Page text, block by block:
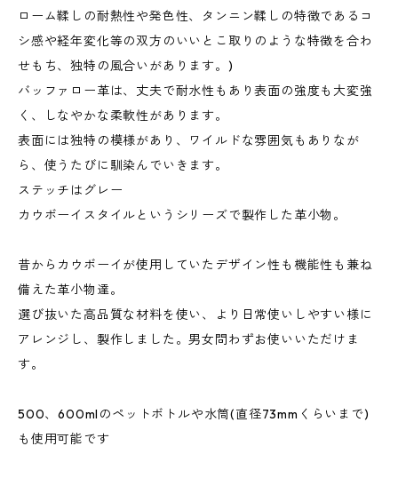
ローム鞣しの耐熱性や発色性、タンニン鞣しの特徴であるコ
シ感や経年変化等の双方のいいとこ取りのような特徴を合わ
せもち、独特の風合いがあります。)
バッファロー革は、丈夫で耐水性もあり表面の強度も大変強
く、しなやかな柔軟性があります。
表面には独特の模様があり、ワイルドな雰囲気もありなが
ら、使うたびに馴染んでいきます。
ステッチはグレー
カウボーイスタイルというシリーズで製作した革小物。
昔からカウボーイが使用していたデザイン性も機能性も兼ね
備えた革小物達。
選び抜いた高品質な材料を使い、より日常使いしやすい様に
アレンジし、製作しました。男女問わずお使いいただけま
す。
500、600mlのペットボトルや水筒(直径73mmくらいまで)
も使用可能です